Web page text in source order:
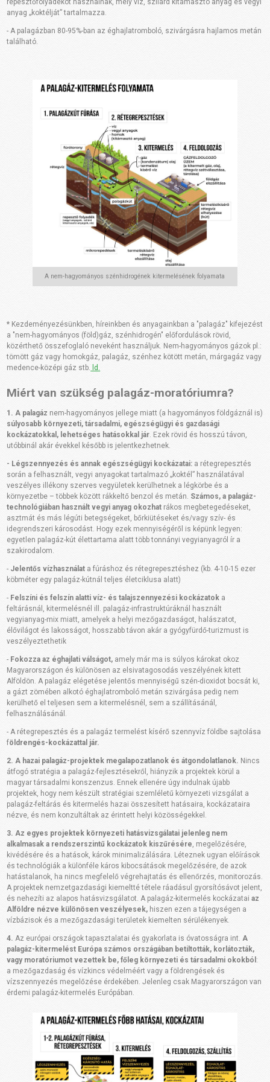
repesztőfolyadékot használnak, mely víz, szilárd kitámasztó anyag és vegyi
anyag „koktélját” tartalmazza.
- A palagázban 80-95%-ban az éghajlatromboló, szivárgásra hajlamos metán
található.
A nem-hagyományos szénhidrogének kitermelésének folyamata
* Kezdeményezésünkben, híreinkben és anyagainkban a "palagáz" kifejezést
a "nem-hagyományos (föld)gáz, szénhidrogén" előfordulások rövid,
közérthető összefoglaló neveként használjuk. Nem-hagyományos gázok pl.:
tömött gáz vagy homokgáz, palagáz, szénhez kötött metán, márgagáz vagy
medence-középi gáz stb. ld.
Miért van szükség palagáz-moratóriumra?
1. A palagáz nem-hagyományos jellege miatt (a hagyományos földgáznál is)
súlyosabb környezeti, társadalmi, egészségügyi és gazdasági
kockázatokkal, lehetséges hatásokkal jár. Ezek rövid és hosszú távon,
utóbbinál akár évekkel később is jelentkezhetnek.
- Légszennyezés és annak egészségügyi kockázatai: a rétegrepesztés
során a felhasznált, vegyi anyagokat tartalmazó „koktél” használatával
veszélyes illékony szerves vegyületek kerülhetnek a légkörbe és a
környezetbe – többek között rákkeltő benzol és metán. Számos, a palagáz-
technológiában használt vegyi anyag okozhat rákos megbetegedéseket,
asztmát és más légúti betegségeket, bőrkiütéseket és/vagy szív- és
idegrendszeri károsodást. Hogy ezek mennyiségéről is képünk legyen:
egyetlen palagáz-kút élettartama alatt több tonnányi vegyianyagról ír a
szakirodalom.
- Jelentős vízhasználat a fúráshoz és rétegrepesztéshez (kb. 4-10-15 ezer
köbméter egy palagáz-kútnál teljes életciklusa alatt)
- Felszíni és felszín alatti víz- és talajszennyezési kockázatok a
feltárásnál, kitermelésnél ill. palagáz-infrastruktúráknál használt
vegyianyag-mix miatt, amelyek a helyi mezőgazdaságot, halászatot,
élővilágot és lakosságot, hosszabb távon akár a gyógyfürdő-turizmust is
veszélyeztethetik
- Fokozza az éghajlati válságot, amely már ma is súlyos károkat okoz
Magyarországon és különösen az elsivatagosodás veszélyének kitett
Alföldön. A palagáz elégetése jelentős mennyiségű szén-dioxidot bocsát ki,
a gázt zömében alkotó éghajlatromboló metán szivárgása pedig nem
kerülhető el teljesen sem a kitermelésnél, sem a szállításánál,
felhasználásánál.
- A rétegrepesztés és a palagáz termelést kísérő szennyvíz földbe sajtolása
földrengés-kockázattal jár.
2. A hazai palagáz-projektek megalapozatlanok és átgondolatlanok. Nincs
átfogó stratégia a palagáz-fejlesztésekről, hiányzik a projektek körül a
magyar társadalmi konszenzus. Ennek ellenére úgy indulnak újabb
projektek, hogy nem készült stratégiai szemléletű környezeti vizsgálat a
palagáz-feltárás és kitermelés hazai összesített hatásaira, kockázataira
nézve, és nem konzultáltak az érintett helyi közösségekkel.
3. Az egyes projektek környezeti hatásvizsgálatai jelenleg nem
alkalmasak a rendszerszintű kockázatok kiszűrésére, megelőzésére,
kivédésére és a hatások, károk minimalizálására. Léteznek ugyan előírások
és technológiák a különféle káros kibocsátások megelőzésére, de azok
hatástalanok, ha nincs megfelelő végrehajtatás és ellenőrzés, monitorozás.
A projektek nemzetgazdasági kiemeltté tétele ráadásul gyorsítósávot jelent,
és nehezíti az alapos hatásvizsgálatot. A palagáz-kitermelés kockázataiaz
Alföldre nézve különösen veszélyesek, hiszen ezen a tájegységen a
vízbázisok és a mezőgazdasági területek kiemelten sérülékenyek.
4. Az európai országok tapasztalatai és gyakorlata is óvatosságra int.A
palagáz-kitermelést Európa számos országában betiltották, korlátozták,
vagy moratóriumot vezettek be, főleg környezeti és társadalmi okokból :
a mezőgazdaság és vízkincs védelméért vagy a földrengések és
vízszennyezés megelőzése érdekében. Jelenleg csak Magyarországon van
érdemi palagáz-kitermelés Európában.